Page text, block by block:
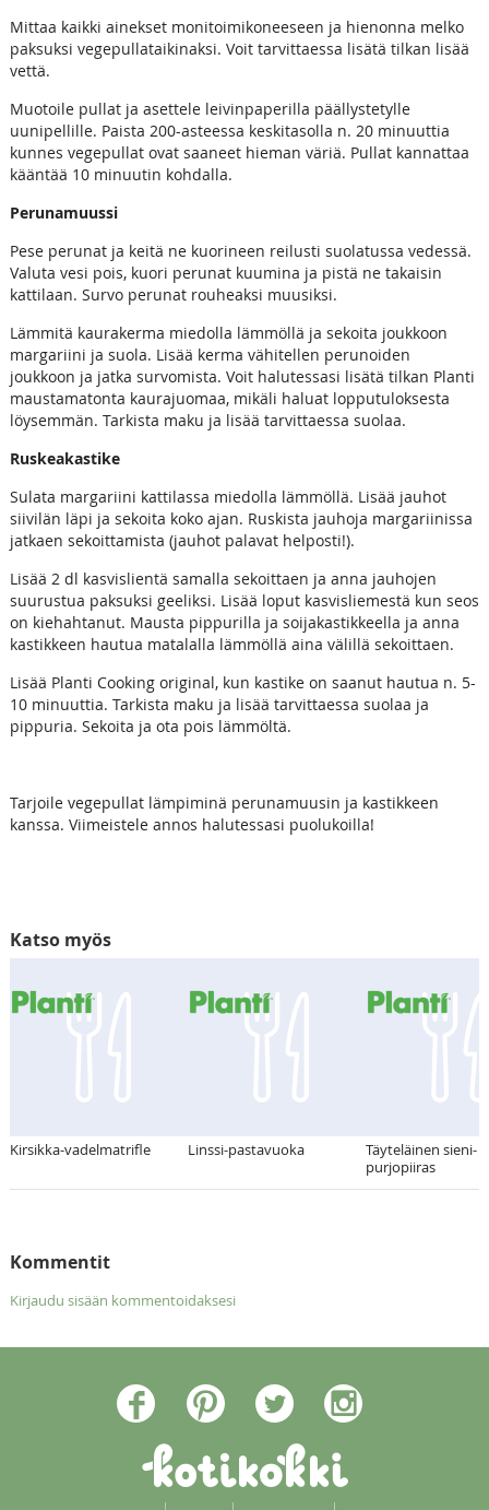
Mittaa kaikki ainekset monitoimikoneeseen ja hienonna melko
paksuksi vegepullataikinaksi. Voit tarvittaessa lisätä tilkan lisää
vettä.
Muotoile pullat ja asettele leivinpaperilla päällystetylle
uunipellille. Paista 200-asteessa keskitasolla n. 20 minuuttia
kunnes vegepullat ovat saaneet hieman väriä. Pullat kannattaa
kääntää 10 minuutin kohdalla.
Perunamuussi
Pese perunat ja keitä ne kuorineen reilusti suolatussa vedessä.
Valuta vesi pois, kuori perunat kuumina ja pistä ne takaisin
kattilaan. Survo perunat rouheaksi muusiksi.
Lämmitä kaurakerma miedolla lämmöllä ja sekoita joukkoon
margariini ja suola. Lisää kerma vähitellen perunoiden
joukkoon ja jatka survomista. Voit halutessasi lisätä tilkan Planti
maustamatonta kaurajuomaa, mikäli haluat lopputuloksesta
löysemmän. Tarkista maku ja lisää tarvittaessa suolaa.
Ruskeakastike
Sulata margariini kattilassa miedolla lämmöllä. Lisää jauhot
siivilän läpi ja sekoita koko ajan. Ruskista jauhoja margariinissa
jatkaen sekoittamista (jauhot palavat helposti!).
Lisää 2 dl kasvislientä samalla sekoittaen ja anna jauhojen
suurustua paksuksi geeliksi. Lisää loput kasvisliemestä kun seos
on kiehahtanut. Mausta pippurilla ja soijakastikkeella ja anna
kastikkeen hautua matalalla lämmöllä aina välillä sekoittaen.
Lisää Planti Cooking original, kun kastike on saanut hautua n. 5-
10 minuuttia. Tarkista maku ja lisää tarvittaessa suolaa ja
pippuria. Sekoita ja ota pois lämmöltä.
Tarjoile vegepullat lämpiminä perunamuusin ja kastikkeen
kanssa. Viimeistele annos halutessasi puolukoilla!
Katso myös
Kirsikka-vadelmatrifle Linssi-pastavuoka
Täyteläinen sieni-
purjopiiras
Kommentit
Kirjaudu sisään kommentoidaksesi